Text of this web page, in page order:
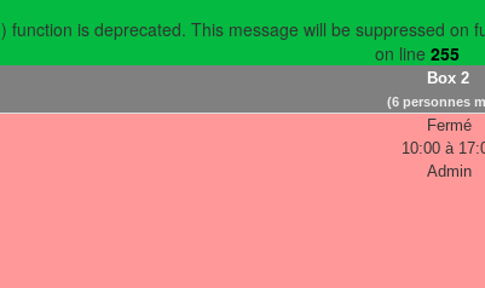
function is deprecated. This message will be suppressed on
on line 255
Box 2
(6 personnes
Fermé
10:00 à
Admin